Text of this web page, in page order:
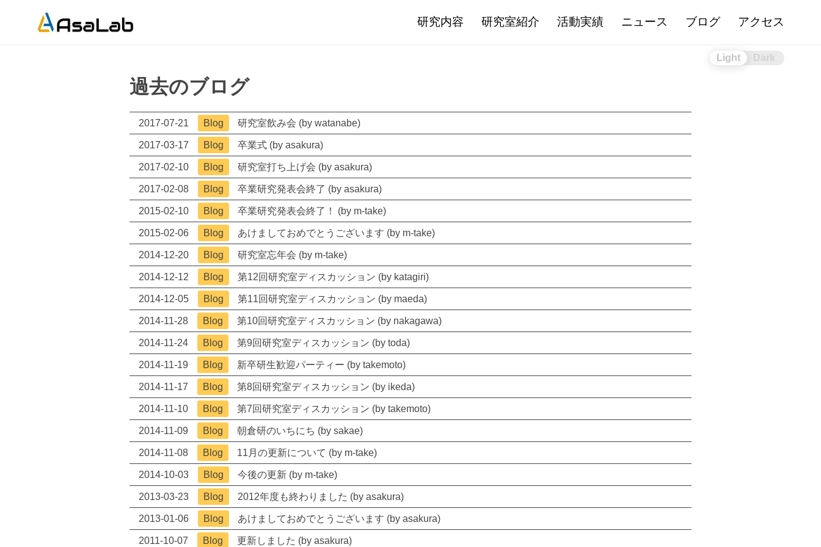
研究内容 研究室紹介 活動実績 ニュース ブログ アクセス
Light Dark
過去のブログ
2017-07-21 Blog 研究室飲み会 (by watanabe)
2017-03-17 Blog 卒業式 (by asakura)
2017-02-10 Blog 研究室打ち上げ会 (by asakura)
2017-02-08 Blog 卒業研究発表会終了 (by asakura)
2015-02-10 Blog 卒業研究発表会終了！ (by m-take)
2015-02-06 Blog あけましておめでとうございます (by m-take)
2014-12-20 Blog 研究室忘年会 (by m-take)
2014-12-12 Blog 第12回研究室ディスカッション (by katagiri)
2014-12-05 Blog 第11回研究室ディスカッション (by maeda)
2014-11-28 Blog 第10回研究室ディスカッション (by nakagawa)
2014-11-24 Blog 第9回研究室ディスカッション (by toda)
2014-11-19 Blog 新卒研生歓迎パーティー (by takemoto)
2014-11-17 Blog 第8回研究室ディスカッション (by ikeda)
2014-11-10 Blog 第7回研究室ディスカッション (by takemoto)
2014-11-09 Blog 朝倉研のいちにち (by sakae)
2014-11-08 Blog 11月の更新について (by m-take)
2014-10-03 Blog 今後の更新 (by m-take)
2013-03-23 Blog 2012年度も終わりました (by asakura)
2013-01-06 Blog あけましておめでとうございます (by asakura)
2011-10-07 Blog 更新しました (by asakura)